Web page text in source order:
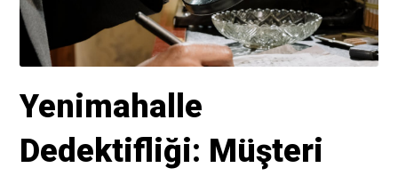
Yenimahalle
Dedektifliği: Müşteri